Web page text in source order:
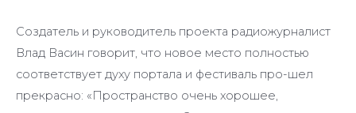
Создатель и руководитель проекта радиожурналист
Влад Васин говорит, что новое место полностью
соответствует духу портала и фестиваль про-шел
прекрасно: «Пространство очень хорошее,